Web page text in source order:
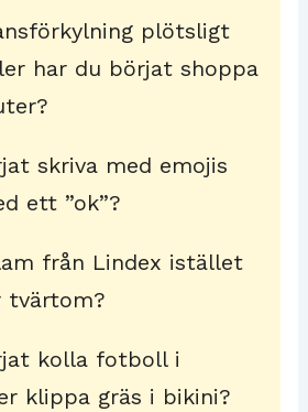
plötsligt
har du börjat shoppa
skriva med emojis
ett ”ok”?
från Lindex istället
tvärtom?
kolla fotboll i
klippa gräs i bikini?